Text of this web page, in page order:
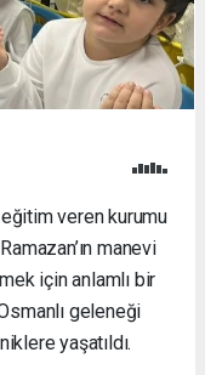
veren kurumu
manevi
için anlamlı bir
geleneği
yaşatıldı.